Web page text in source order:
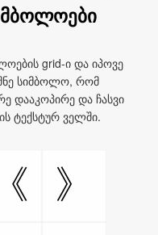
grid-ი და იპოვე
სიმბოლო, რომ
დააკოპირე და ჩასვი
ტექსტურ ველში.
《
》